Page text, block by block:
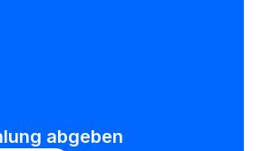
abgeben